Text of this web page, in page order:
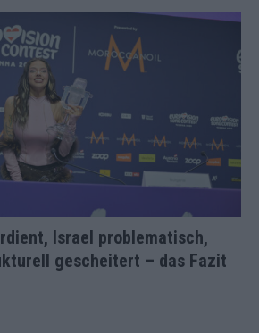
Israel problematisch,
gescheitert – das Fazit